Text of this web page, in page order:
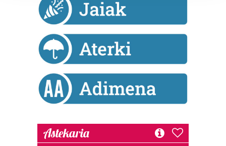
prozesatzen ditugu, zure IP zenbakia, besteak beste,
teknologia erabiliz, cookieak adibidez, iragarki eta eduki
pertsonalizatuak eskaintzeko, iragarkiak eta edukia
neurtzeko, jendeari buruzko informazioa biltzeko eta
produktuak garatzeko. Zure datuak nork eta zertarako
Bazkide batzuek ez dizute baimenik eskatzen, eta beren
interes komertzial legitimoetan babesten dira. Ikusi gure
duten interes legitimoa eta horren aurka nola egin
dezakezun ikusteko.
Astekaria